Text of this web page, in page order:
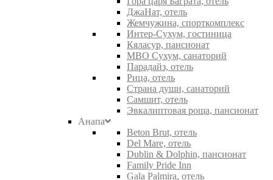
ДжаНат, отель
Жемчужина, спорткомплекс
Интер-Сухум, гостиница
Кяласур, пансионат
МВО Сухум, санаторий
Парадайз, отель
Рица, отель
Страна души, санаторий
Самшит, отель
Эвкалиптовая роща, пансионат
Анапа
Beton Brut, отель
Del Mare, отель
Dublin & Dolphin, пансионат
Family Pride Inn
Gala Palmira, отель